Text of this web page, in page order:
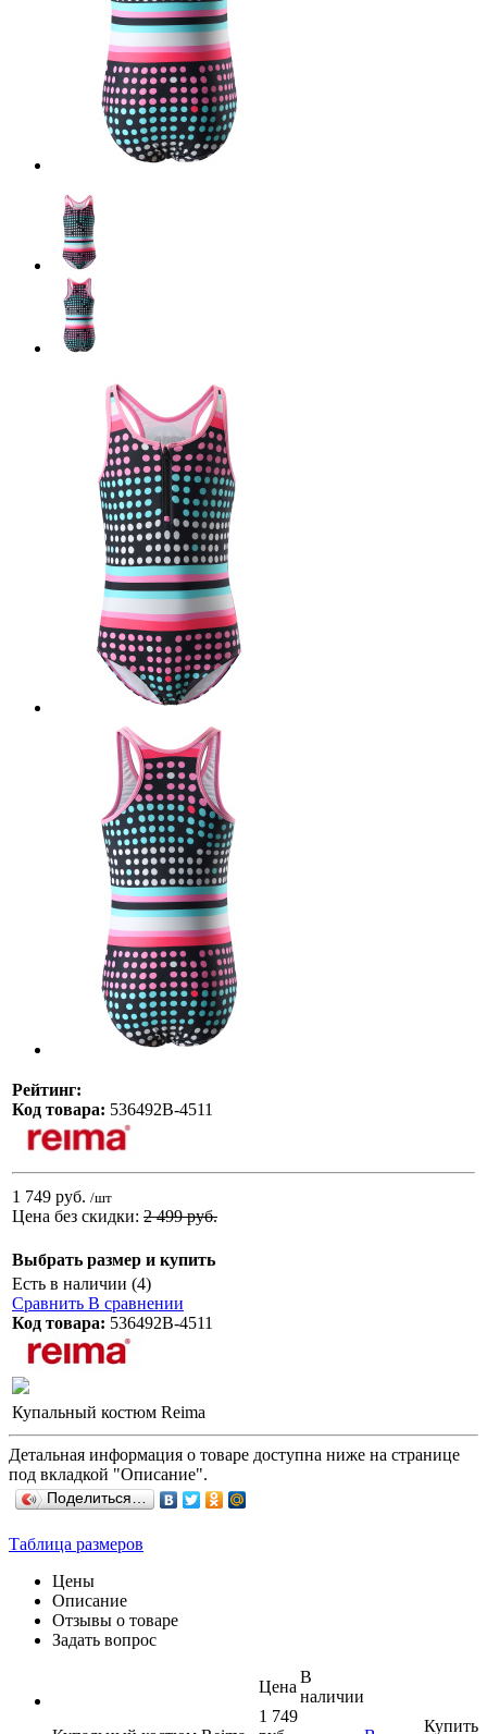
Рейтинг:
Код товара: 536492В-4511
1 749 руб. /шт
Цена без скидки: 2 499 руб.
Выбрать размер и купить
Есть в наличии (4)
Сравнить В сравнении
Код товара: 536492В-4511
Купальный костюм Reima
Детальная информация о товаре доступна ниже на странице
под вкладкой "Описание".
Поделиться…
Таблица размеров
Цены
Описание
Отзывы о товаре
Задать вопрос
Цена
В
наличии
1 749
Купить